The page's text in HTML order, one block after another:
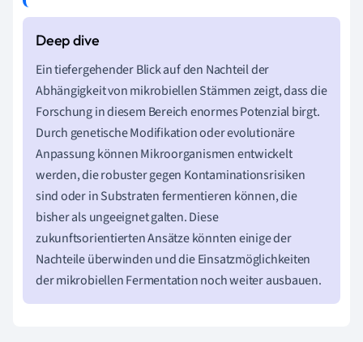
Ein tiefergehender Blick auf den Nachteil der
Abhängigkeit von mikrobiellen Stämmen zeigt, dass die
Forschung in diesem Bereich enormes Potenzial birgt.
Durch genetische Modifikation oder evolutionäre
Anpassung können Mikroorganismen entwickelt
werden, die robuster gegen Kontaminationsrisiken
sind oder in Substraten fermentieren können, die
bisher als ungeeignet galten. Diese
zukunftsorientierten Ansätze könnten einige der
Nachteile überwinden und die Einsatzmöglichkeiten
der mikrobiellen Fermentation noch weiter ausbauen.